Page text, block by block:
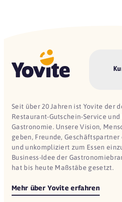
Seit über 20 Jahren ist Yovite der
Restaurant-Gutschein-Service
Gastronomie. Unsere Vision,
geben, Freunde,
und unkompliziert zum Essen
Business-Idee der
hat bis heute Maßstäbe gesetzt.
Mehr über Yovite erfahren